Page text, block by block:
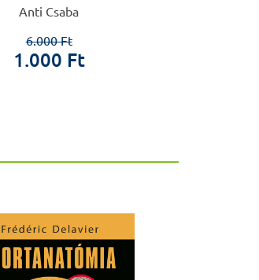
Anti Csaba
6.000 Ft
1.000 Ft